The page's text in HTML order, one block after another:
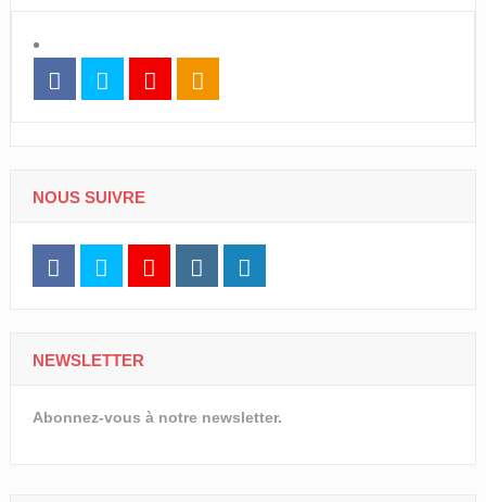
NOUS SUIVRE
NEWSLETTER
Abonnez-vous à notre newsletter.